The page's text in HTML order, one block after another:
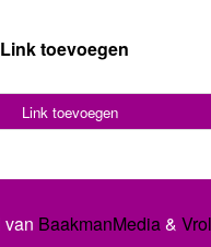
Link toevoegen
Link toevoegen
BaakmanMedia&